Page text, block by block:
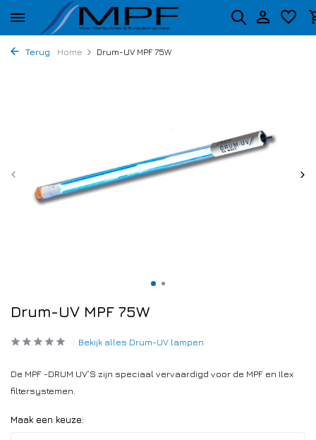
Terug Home Drum-UV MPF 75W
Drum-UV MPF 75W
Bekijk alles Drum-UV lampen
De MPF -DRUM UV’S zijn speciaal vervaardigd voor de MPF en Ilex
filtersystemen.
Maak een keuze: